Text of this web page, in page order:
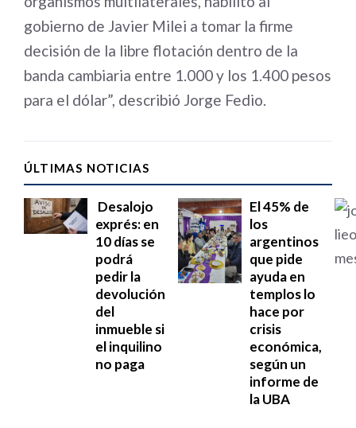
gobierno de Javier Milei a tomar la firme
decisión de la libre flotación dentro de la
banda cambiaria entre 1.000 y los 1.400 pesos
para el dólar”, describió Jorge Fedio.
ÚLTIMAS NOTICIAS
Desalojo
exprés: en
10 días se
podrá
pedir la
devolución
del
inmueble si
el inquilino
no paga
El 45% de
los
argentinos
que pide
ayuda en
templos lo
hace por
crisis
económica,
según un
informe de
la UBA